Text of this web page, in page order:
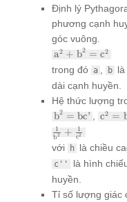
Định lý
phương cạnh
góc vuông.
\text{a}^2
\text{b}^2
=
\text{c}^2
a2 + b2 = c2
trong đó a b
dài cạnh huyền.
Hệ thức lượng
\text{b}^2
=
\text{bc'}
b2 = bc’ c2 =
b2
1 + c2
1
với h là chiều
c''
là hình
huyền.
Tỉ số lượng giác